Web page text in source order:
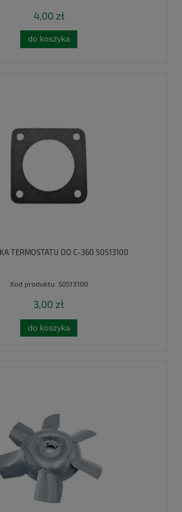
4,00 zł
do koszyka
TERMOSTATU DO C-360 50513100
Kod produktu: 50513100
3,00 zł
do koszyka